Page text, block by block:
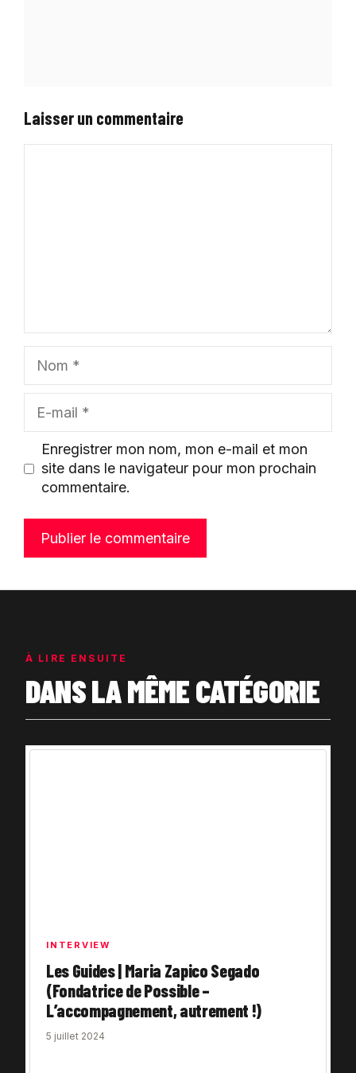
Laisser un commentaire
mail
Enregistrer mon nom, mon e-mail et mon
site dans le navigateur pour mon prochain
commentaire.
À LIRE ENSUITE
DANS LA MÊME CATÉGORIE
INTERVIEW
Les Guides | Maria Zapico Segado
(Fondatrice de Possible –
L’accompagnement, autrement !)
5 juillet 2024